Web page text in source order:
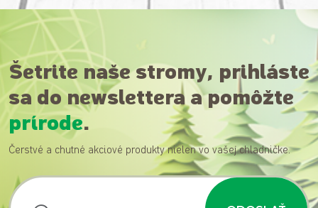
Šetrite naše stromy, prihláste
sa do newslettera a pomôžte
prírode.
Čerstvé a chutné akciové produkty nielen vo vašej chladničke.